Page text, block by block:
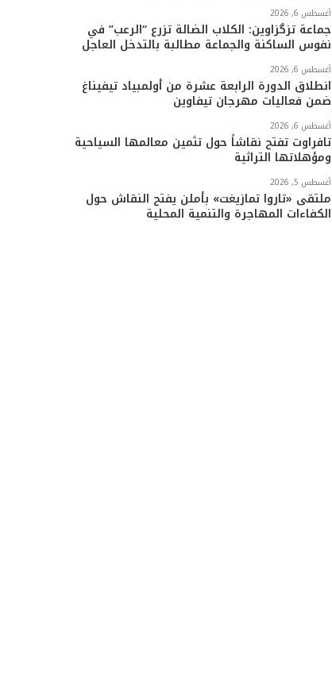
أغسطس 6, 2026
جماعة تزگزاوين: الكلاب الضالة تزرع “الرعب” في
نفوس الساكنة والجماعة مطالبة بالتدخل العاجل
أغسطس 6, 2026
انطلاق الدورة الرابعة عشرة من أولمبياد تيفيناغ
ضمن فعاليات مهرجان تيفاوين
أغسطس 6, 2026
تافراوت تفتح نقاشاً حول تثمين معالمها السياحية
ومؤهلاتها التراثية
أغسطس 5, 2026
ملتقى «تاروا تمازيغت» بأملن يفتح النقاش حول
الكفاءات المهاجرة والتنمية المحلية